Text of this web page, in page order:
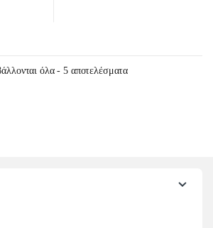
όλα - 5 αποτελέσματαSorted by latest